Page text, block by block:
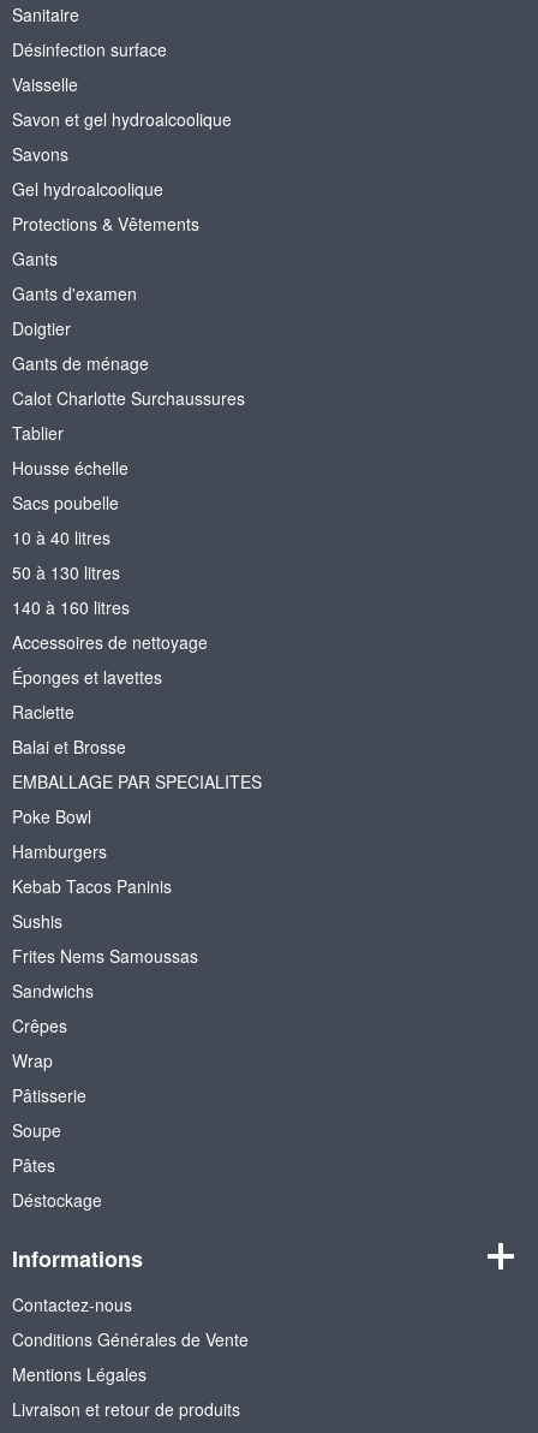
Sanitaire
Désinfection surface
Vaisselle
Savon et gel hydroalcoolique
Savons
Gel hydroalcoolique
Protections & Vêtements
Gants
Gants d'examen
Doigtier
Gants de ménage
Calot Charlotte Surchaussures
Tablier
Housse échelle
Sacs poubelle
10 à 40 litres
50 à 130 litres
140 à 160 litres
Accessoires de nettoyage
Éponges et lavettes
Raclette
Balai et Brosse
EMBALLAGE PAR SPECIALITES
Poke Bowl
Hamburgers
Kebab Tacos Paninis
Sushis
Frites Nems Samoussas
Sandwichs
Crêpes
Wrap
Pâtisserie
Soupe
Pâtes
Déstockage
Informations
Contactez-nous
Conditions Générales de Vente
Mentions Légales
Livraison et retour de produits